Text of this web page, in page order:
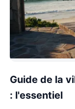
Guide de la
: l'essentiel